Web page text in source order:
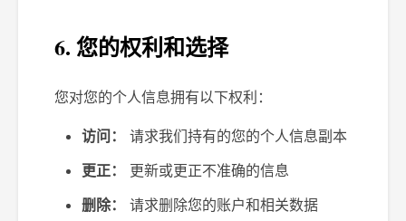
6. 您的权利和选择
您对您的个人信息拥有以下权利：
访问：
请求我们持有的您的个人信息副本
更正：
更新或更正不准确的信息
删除：
请求删除您的账户和相关数据